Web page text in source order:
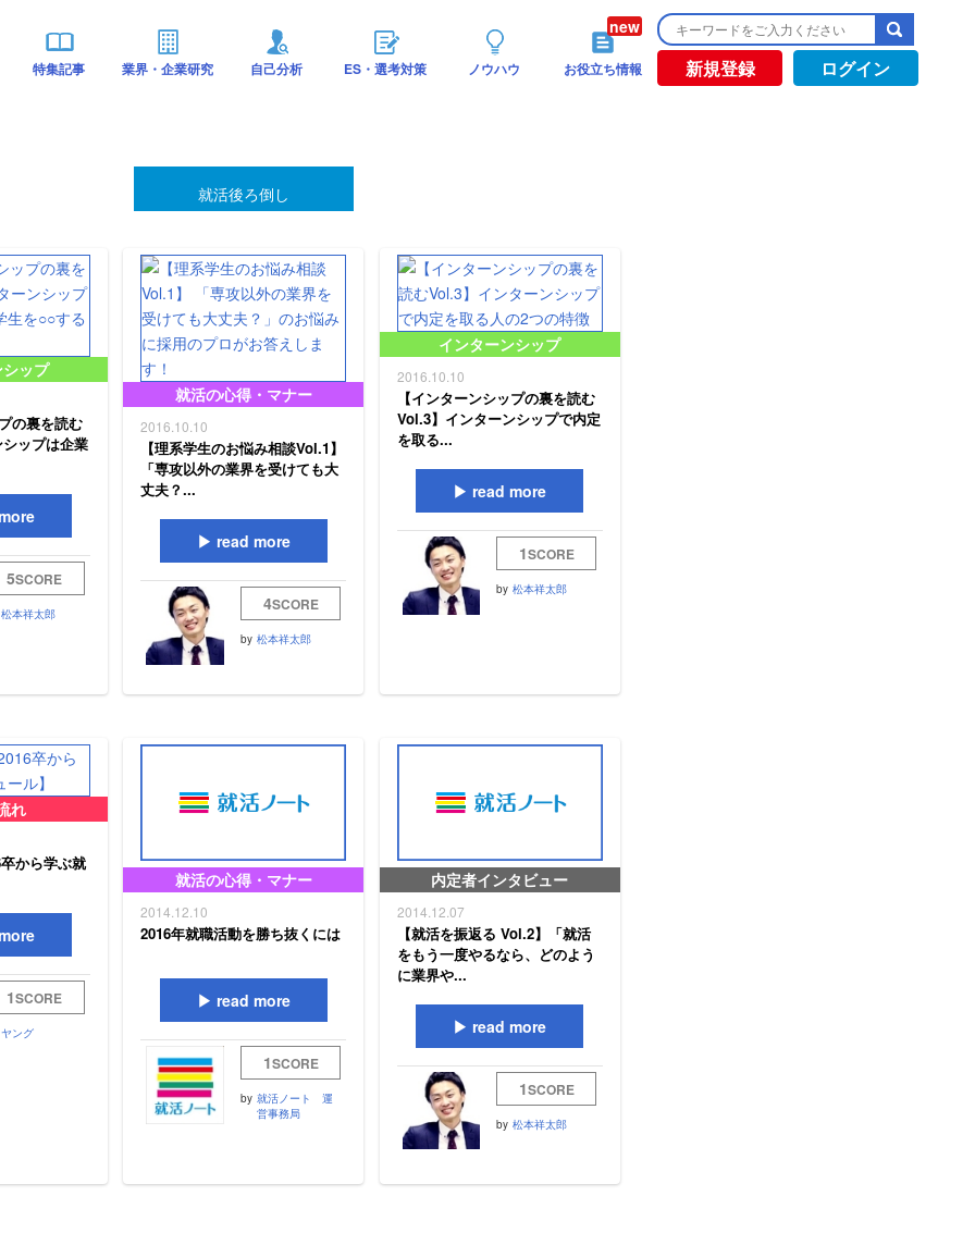
特集記事 業界・企業研究 自己分析 ES・選考対策 ノウハウ お役立ち情報 新規登録 ログイン
就活後ろ倒し
ップ
の裏を読む
ップは企業
5SCORE
松本祥太郎
就活の心得・マナー
2016.10.10
【理系学生のお悩み相談Vol.1】
「専攻以外の業界を受けても大
丈夫？...
read more
4SCORE
by 松本祥太郎
インターンシップ
2016.10.10
【インターンシップの裏を読む
Vol.3】インターンシップで内定
を取る...
read more
1SCORE
by 松本祥太郎
れ
から学ぶ就
1SCORE
ヤング
就活の心得・マナー
2014.12.10
2016年就職活動を勝ち抜くには
read more
1SCORE
by 就活ノート 運
営事務局
内定者インタビュー
2014.12.07
【就活を振返る Vol.2】「就活
をもう一度やるなら、どのよう
に業界や...
read more
1SCORE
by 松本祥太郎